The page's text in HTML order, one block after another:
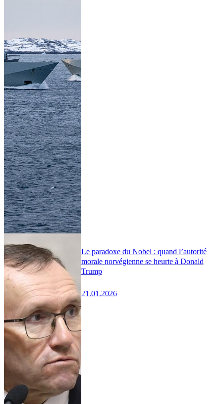
Le paradoxe du Nobel : quand l’autorité
morale norvégienne se heurte à Donald
Trump
21.01.2026